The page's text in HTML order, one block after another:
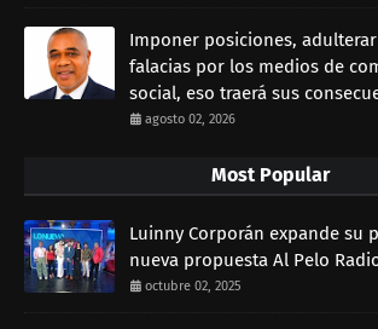
Imponer posiciones,
falacias por los medios de
social, eso traerá sus
agosto 02, 2026
Most Popular
Luinny Corporán expande su
nueva propuesta Al Pelo
octubre 02, 2025